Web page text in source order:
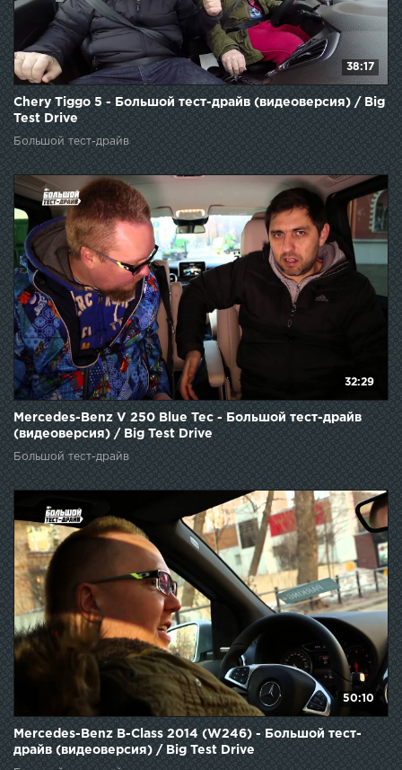
38:17
Chery Tiggo 5 - Большой тест-драйв (видеоверсия) / Big
Test Drive
Большой тест-драйв
32:29
Mercedes-Benz V 250 Blue Tec - Большой тест-драйв
(видеоверсия) / Big Test Drive
Большой тест-драйв
50:10
Mercedes-Benz B-Class 2014 (W246) - Большой тест-
драйв (видеоверсия) / Big Test Drive